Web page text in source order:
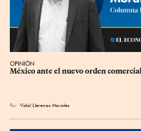
OPINIÓN
México ante el nuevo orden
Por Vidal Llerenas Morales